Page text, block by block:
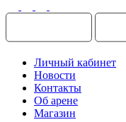
Личный кабинет
Новости
Контакты
Об арене
Магазин